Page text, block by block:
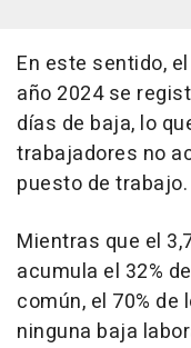
En este sentido,
año 2024 se
días de baja, lo
trabajadores no
puesto de trabajo.
Mientras que el
acumula el 32%
común, el 70%
ninguna baja